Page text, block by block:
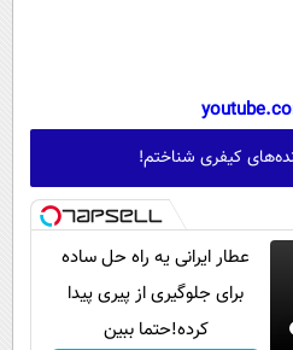
کیفری شناختم!
عطار ایرانی یه راه حل ساده
برای جلوگیری از پیری پیدا
کرده!حتما ببین